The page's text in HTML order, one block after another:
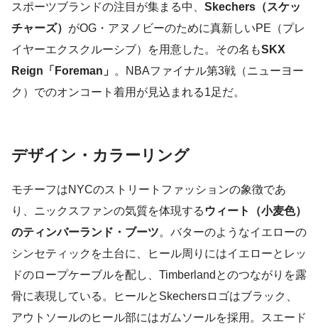
スポーツブランドの注目が集まる中、 Skechers（スケッ
チャーズ） がOG・アヌノビーのために真新しいPE（プレ
イヤーエクスクルーシブ）を用意した。その名もSKX
Reign「Foreman」 。NBAファイナル第3戦（ニューヨー
ク）でのオンコート着用が見込まれる1足だ。
デザイン・カラーリング
モチーフはNYCのストリートファッションの象徴であ
り、ニックスファンの気質を体現する ウィート（小麦色）
のティンバーランド・ブーツ。バターのようなイエローの
シンセティックを土台に、ヒール周りにはイエローとレッ
ドのロープケーブルを配し、Timberlandとのつながりを露
骨に表現している。ヒールとSkechersロゴはブラック、
アウトソールのヒール部にはガムソールを採用。スエード